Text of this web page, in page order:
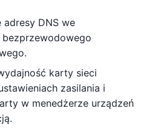
DNS we
bezprzewodowego
karty sieci
zasilania i
w menedżerze urządzeń